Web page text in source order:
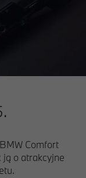
Comfort
o atrakcyjne